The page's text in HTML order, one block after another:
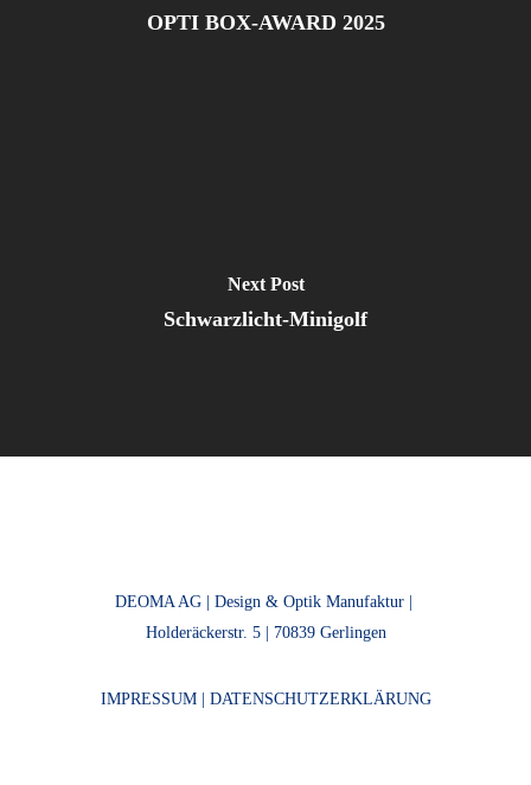
OPTI BOX-AWARD 2025
Next Post
Schwarzlicht-Minigolf
DEOMA AG | Design & Optik Manufaktur |
Holderäckerstr. 5 | 70839 Gerlingen
IMPRESSUM| DATENSCHUTZERKLÄRUNG